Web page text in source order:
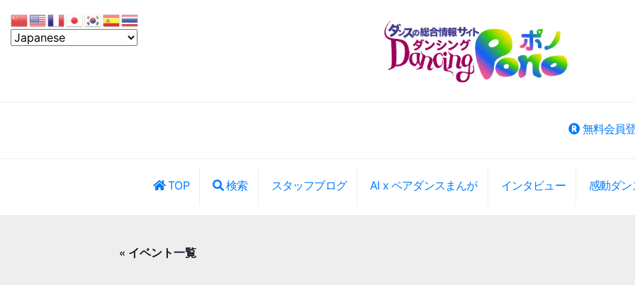
無料会員
TOP 検索 スタッフブログ AI x ペアダンスまんが インタビュー 感動ダン
« イベント一覧